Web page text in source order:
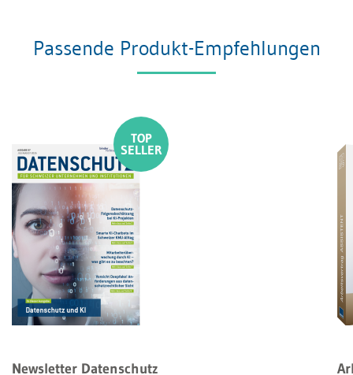
Passende Produkt-Empfehlungen
Newsletter Datenschutz